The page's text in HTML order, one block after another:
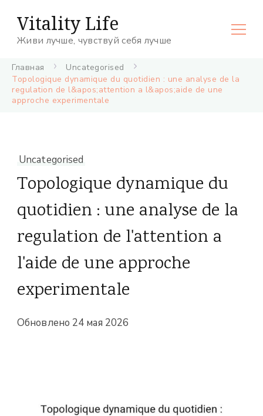
Vitality Life
Живи лучше, чувствуй себя лучше
Главная
Uncategorised
Topologique dynamique du quotidien : une analyse de la
regulation de l&apos;attention a l&apos;aide de une
approche experimentale
Uncategorised
Topologique dynamique du
quotidien : une analyse de la
regulation de l'attention a
l'aide de une approche
experimentale
Обновлено 24 мая 2026